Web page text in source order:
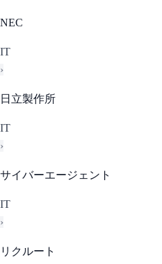
NEC
IT
›
日立製作所
IT
›
サイバーエージェント
IT
›
リクルート